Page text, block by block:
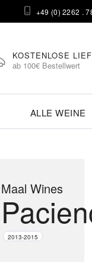
+49 (0) 2262 .
KOSTENLOSE
ab 100€ Bestellwert
ALLE WEINE
Maal Wines
2013-2015